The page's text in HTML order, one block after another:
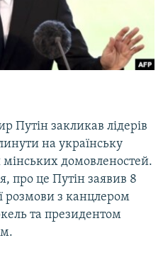
Путін закликав лідерів
на українську
домовленостей.
про це Путін заявив 8
розмови з канцлером
та президентом